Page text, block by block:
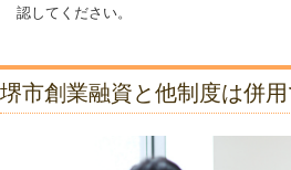
認してください。
堺市創業融資と他制度は併